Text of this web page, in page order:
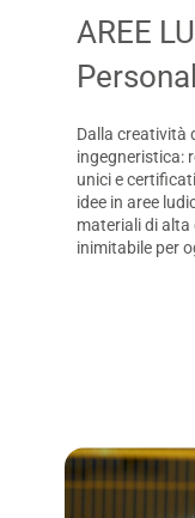
AREE
Dalla creatività
ingegneristica:
unici e
idee in aree
materiali di alta
inimitabile per